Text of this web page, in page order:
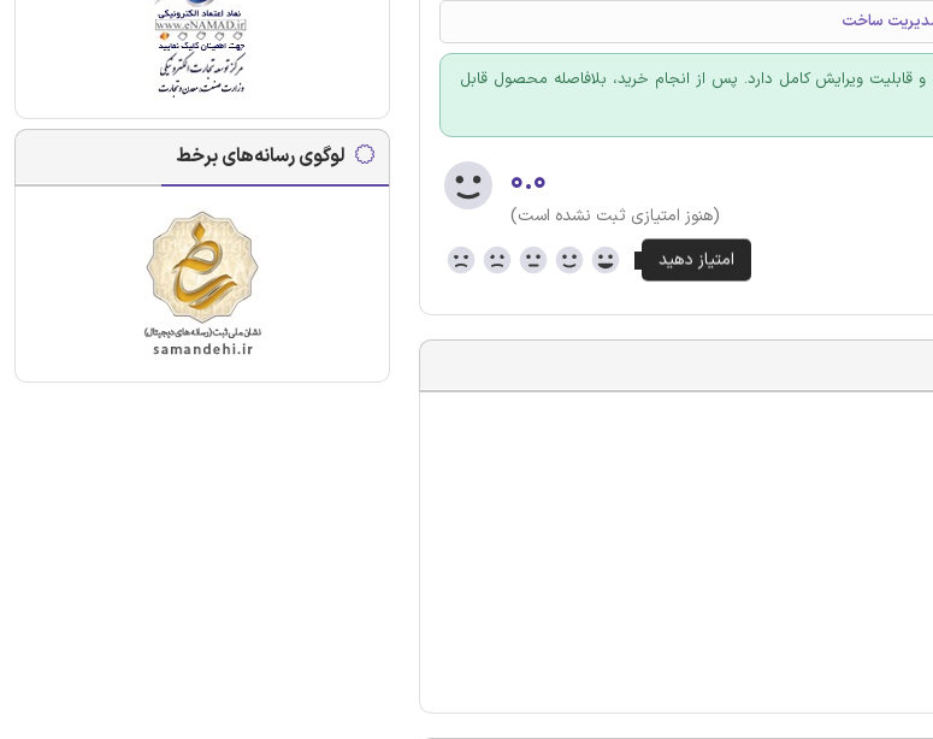
مدیریت ساخت
و قابلیت ویرایش کامل دارد. پس از انجام خرید، بلافاصله محصول قابل
۰.۰
(هنوز امتیازی ثبت نشده است)
لوگوی رسانه‌های برخط